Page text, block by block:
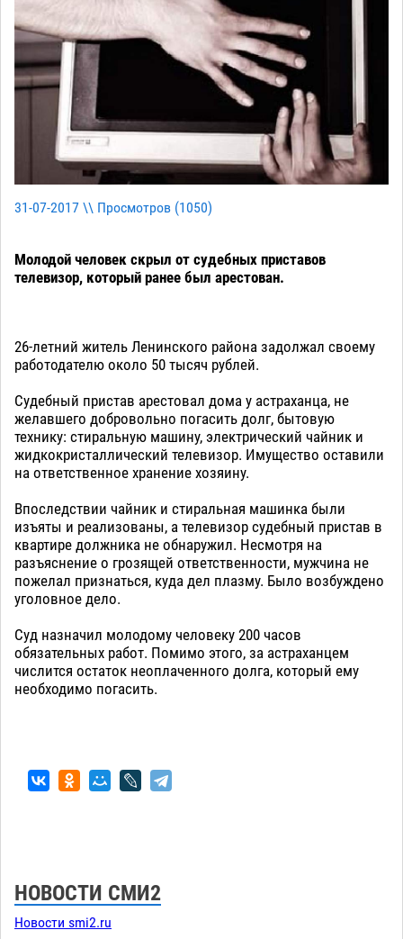
31-07-2017 \\ Просмотров (1050)
Молодой человек скрыл от судебных приставов
телевизор, который ранее был арестован.
26-летний житель Ленинского района задолжал своему
работодателю около 50 тысяч рублей.
Судебный пристав арестовал дома у астраханца, не
желавшего добровольно погасить долг, бытовую
технику: стиральную машину, электрический чайник и
жидкокристаллический телевизор. Имущество оставили
на ответственное хранение хозяину.
Впоследствии чайник и стиральная машинка были
изъяты и реализованы, а телевизор судебный пристав в
квартире должника не обнаружил. Несмотря на
разъяснение о грозящей ответственности, мужчина не
пожелал признаться, куда дел плазму. Было возбуждено
уголовное дело.
Суд назначил молодому человеку 200 часов
обязательных работ. Помимо этого, за астраханцем
числится остаток неоплаченного долга, который ему
необходимо погасить.
НОВОСТИ СМИ2
Новости smi2.ru